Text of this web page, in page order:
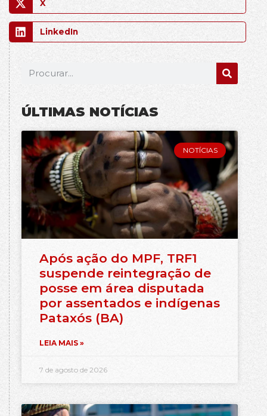
X
LinkedIn
ÚLTIMAS NOTÍCIAS
NOTÍCIAS
Após ação do MPF, TRF1
suspende reintegração de
posse em área disputada
por assentados e indígenas
Pataxós (BA)
LEIA MAIS »
7 de agosto de 2026